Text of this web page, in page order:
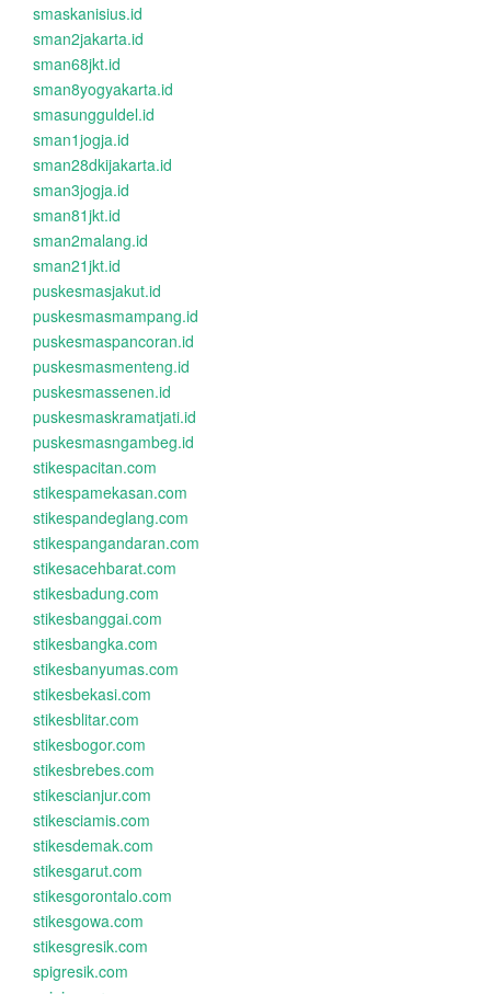
smaskanisius.id
sman2jakarta.id
sman68jkt.id
sman8yogyakarta.id
smasungguldel.id
sman1jogja.id
sman28dkijakarta.id
sman3jogja.id
sman81jkt.id
sman2malang.id
sman21jkt.id
puskesmasjakut.id
puskesmasmampang.id
puskesmaspancoran.id
puskesmasmenteng.id
puskesmassenen.id
puskesmaskramatjati.id
puskesmasngambeg.id
stikespacitan.com
stikespamekasan.com
stikespandeglang.com
stikespangandaran.com
stikesacehbarat.com
stikesbadung.com
stikesbanggai.com
stikesbangka.com
stikesbanyumas.com
stikesbekasi.com
stikesblitar.com
stikesbogor.com
stikesbrebes.com
stikescianjur.com
stikesciamis.com
stikesdemak.com
stikesgarut.com
stikesgorontalo.com
stikesgowa.com
stikesgresik.com
spigresik.com